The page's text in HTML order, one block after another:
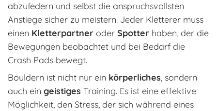
abzufedern und selbst die anspruchsvollsten
Anstiege sicher zu meistern. Jeder Kletterer muss
einen Kletterpartner oder Spotter haben, der die
Bewegungen beobachtet und bei Bedarf die
Crash Pads bewegt.
Bouldern ist nicht nur ein körperliches, sondern
auch ein geistiges Training. Es ist eine effektive
Möglichkeit, den Stress, der sich während eines